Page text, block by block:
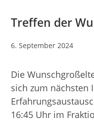
Treffen der
Beitrag
6. September 2024
Die
sich zum nächsten
16:45 Uhr im